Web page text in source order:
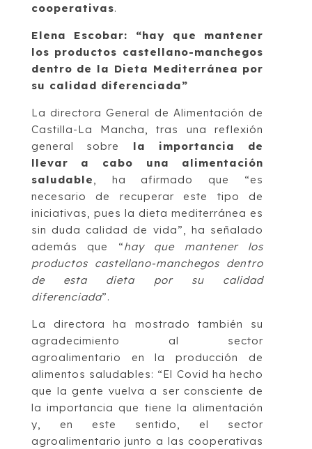
cooperativas.
Elena Escobar: “hay que mantener
los productos castellano-manchegos
dentro de la Dieta Mediterránea por
su calidad diferenciada”
La directora General de Alimentación de
Castilla-La Mancha, tras una reflexión
general sobre
la importancia de
llevar a cabo una alimentación
saludable, ha afirmado que “es
necesario de recuperar este tipo de
iniciativas, pues la dieta mediterránea es
sin duda calidad de vida”, ha señalado
además que “hay que mantener los
productos castellano-manchegos dentro
de esta dieta por su calidad
diferenciada”.
La directora ha mostrado también su
agradecimiento al sector
agroalimentario en la producción de
alimentos saludables: “El Covid ha hecho
que la gente vuelva a ser consciente de
la importancia que tiene la alimentación
y, en este sentido, el sector
agroalimentario junto a las cooperativas